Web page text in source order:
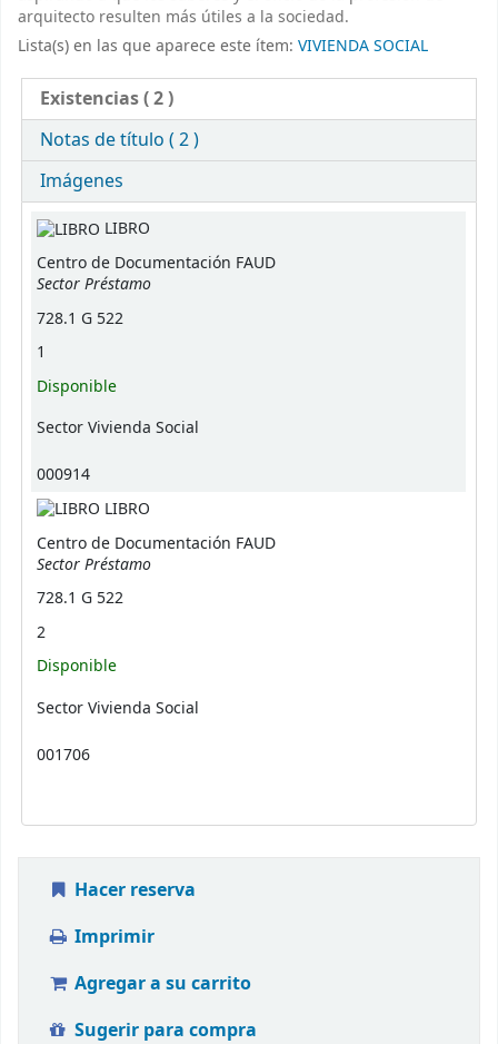
arquitecto resulten más útiles a la sociedad.
Lista(s) en las que aparece este ítem: VIVIENDA SOCIAL
Existencias( 2 )
Notas de título ( 2 )
Imágenes
ExistenciasLIBRO
Centro de Documentación FAUD
Sector Préstamo
728.1 G 522
1
Disponible
Sector Vivienda Social
000914
LIBRO
Centro de Documentación FAUD
Sector Préstamo
728.1 G 522
2
Disponible
Sector Vivienda Social
001706
Hacer reserva
Imprimir
Agregar a su carrito
Sugerir para compra